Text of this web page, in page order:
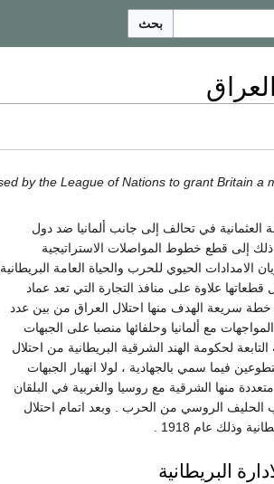
بحث
الدولة العثمانية في تحالف إلى جانب ألمانيا ضد دول
ذلك إلى قطع خطوط المواصلات الاستراتيجية
الامدادات الحيوي للحرب والحياة العامة البريطانية
علاوة على منافذ التجارة التي تعد عماد
خطة سريعة الهدف منها احتلال العراق من بين عدد
مع ألمانيا وحلفائها منصبا على الجبهات
لحكومة الهند الشرقية البريطانية من احتلال
فيما سمي بالجهادية ، لولا انهيار الجبهات
منها الشرقية مع روسيا والغربية في البلقان
الحليف الروسي من الحرب . وبعد اتمام احتلال
وذلك عام 1918 .
البريطانية